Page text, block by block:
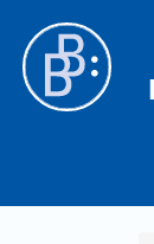
Hauptinhalt
Sidebar